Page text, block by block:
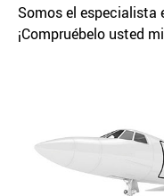
Somos el especialista
¡Compruébelo usted